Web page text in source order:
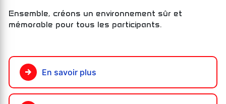
Ensemble, créons un environnement sûr et
mémorable pour tous les participants.
En savoir plus